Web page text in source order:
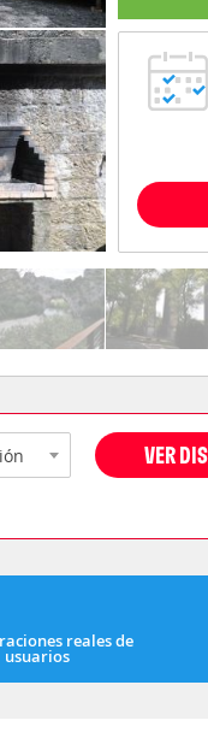
VER
reales de
usuarios